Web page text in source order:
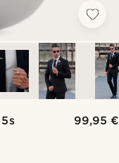
99,95 €